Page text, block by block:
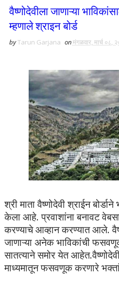
वैष्णोदेवीला जाणाऱ्या
म्हणाले श्राइन बोर्ड
byTarun Garjana onमंगळवार, मार्च ०८,
श्री माता वैष्णोदेवी श्राईन
केला आहे. प्रवाशांना बनावट
करण्याचे आव्हान करण्यात आले.
जाणाऱ्या अनेक भाविकांची
सातत्याने समोर येत
माध्यमातून फसवणूक करणारे